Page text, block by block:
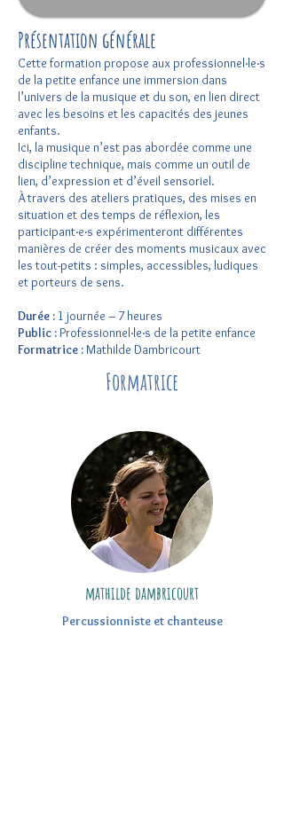
Présentation générale
Cette formation propose aux professionnel·le·s
de la petite enfance une immersion dans
l’univers de la musique et du son, en lien direct
avec les besoins et les capacités des jeunes
enfants.
Ici, la musique n’est pas abordée comme une
discipline technique, mais comme un outil de
lien, d’expression et d’éveil sensoriel.
À travers des ateliers pratiques, des mises en
situation et des temps de réflexion, les
participant·e·s expérimenteront différentes
manières de créer des moments musicaux avec
les tout-petits : simples, accessibles, ludiques
et porteurs de sens.
Durée : 1 journée – 7 heures
Public : Professionnel·le·s de la petite enfance
Formatrice :Mathilde Dambricourt
Formatrice
mathilde dambricourt
Percussionniste et chanteuse